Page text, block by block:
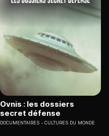
Ovnis : les dossiers
secret défense
DOCUMENTAIRES CULTURES DU MONDE